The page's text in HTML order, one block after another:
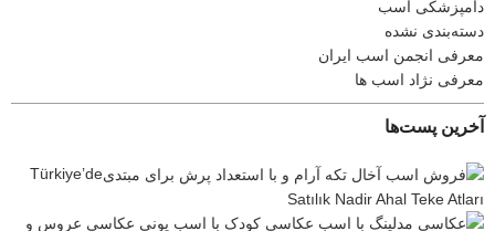
دامپزشکی اسب
دسته‌بندی نشده
معرفی انجمن اسب ایران
معرفی نژاد اسب ها
آخرین پست‌ها
Türkiye’de
Satılık Nadir Ahal Teke Atları